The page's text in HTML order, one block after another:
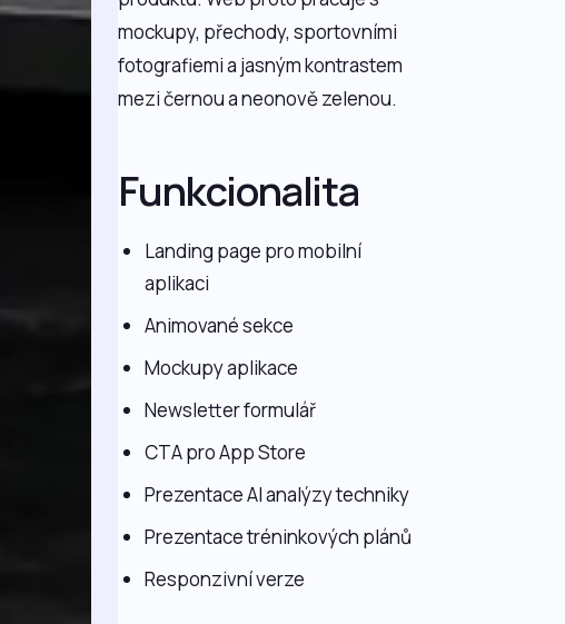
mockupy, přechody, sportovními
fotografiemi a jasným kontrastem
mezi černou a neonově zelenou.
Funkcionalita
Landing page pro mobilní
aplikaci
Animované sekce
Mockupy aplikace
Newsletter formulář
CTA pro App Store
Prezentace AI analýzy techniky
Prezentace tréninkových plánů
Responzivní verze